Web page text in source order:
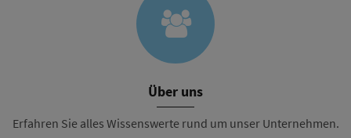
Über uns
Erfahren Sie alles Wissenswerte rund um unser Unternehmen.